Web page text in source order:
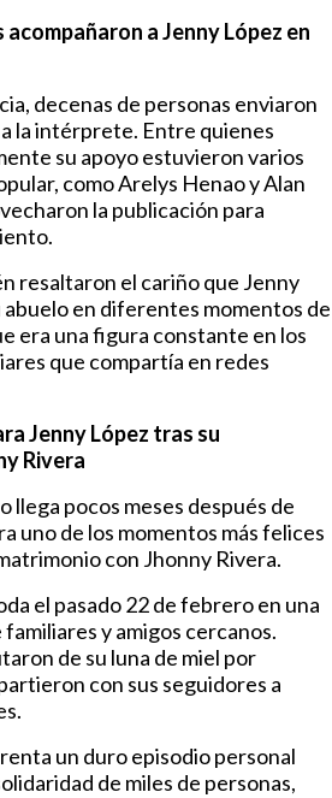
a Jenny López en
decenas de personas enviaron
la intérprete. Entre quienes
su apoyo estuvieron varios
como Arelys Henao y Alan
la publicación para
resaltaron el cariño que Jenny
en diferentes momentos de
era una figura constante en los
que compartía en redes
Jenny López tras su
Rivera
llega pocos meses después de
uno de los momentos más felices
con Jhonny Rivera.
el pasado 22 de febrero en una
y amigos cercanos.
de su luna de miel por
con sus seguidores a
un duro episodio personal
de miles de personas,